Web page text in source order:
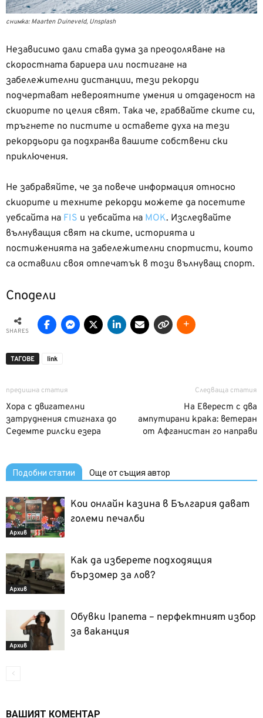
снимка: Maarten Duineveld, Unsplash
Независимо дали става дума за преодоляване на
скоростната бариера или постигане на
забележителни дистанции, тези рекорди
подчертават невероятните умения и отдаденост на
скиорите по целия свят. Така че, грабвайте ските си,
тръгнете по пистите и оставете духа на тези
рекордьори да подхранва вашите собствени ски
приключения.
Не забравяйте, че за повече информация относно
скиорите и техните рекорди можете да посетите
уебсайта на FIS и уебсайта на МОК. Изследвайте
вълнуващия свят на ските, историята и
постиженията на забележителни спортисти, които
са оставили своя отпечатък в този вълнуващ спорт.
Сподели
SHARES
ТАГОВЕ link
предишна статия
Хора с двигателни
затруднения стигнаха до
Седемте рилски езера
Следваща статия
На Еверест с два
ампутирани крака: ветеран
от Афганистан го направи
Подобни статии Още от същия автор
Архив
Кои онлайн казина в България дават
големи печалби
Архив
Как да изберете подходящия
бързомер за лов?
Архив
Обувки Ipanema – перфектният избор
за ваканция
ВАШИЯТ КОМЕНТАР